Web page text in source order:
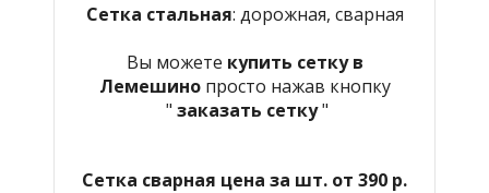
Сетка стальная: дорожная, сварная
Вы можете купить сетку в
Лемешино просто нажав кнопку
" заказать сетку"
Сетка сварная цена за шт. от 390 р.